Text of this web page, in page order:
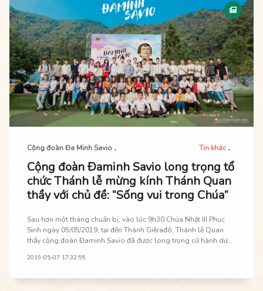
Cộng đoàn Đa Minh Savio Tin khác
Cộng đoàn Đaminh Savio long trọng tổ
chức Thánh lễ mừng kính Thánh Quan
thầy với chủ đề: “Sống vui trong Chúa”
Sau hơn một tháng chuẩn bị, vào lúc 9h30 Chúa Nhật III Phục
Sinh ngày 05/05/2019, tại đền Thánh Giêrađô, Thánh lễ Quan
thầy cộng đoàn Đaminh Savio đã được long trọng cử hành dưới
đề “Sống vui trong Chúa”, Thánh lễ còn là cột mốc đánh dấu
2019-05-07 17:32:55